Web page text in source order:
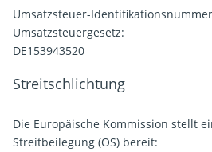
Umsatzsteuer-
Umsatzsteuergesetz:
DE153943520
Streitschlichtung
Die Europäische Kommission stellt
Streitbeilegung (OS) bereit: